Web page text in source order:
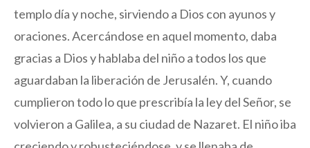
templo día y noche, sirviendo a Dios con ayunos y
oraciones. Acercándose en aquel momento, daba
gracias a Dios y hablaba del niño a todos los que
aguardaban la liberación de Jerusalén. Y, cuando
cumplieron todo lo que prescribía la ley del Señor, se
volvieron a Galilea, a su ciudad de Nazaret. El niño iba